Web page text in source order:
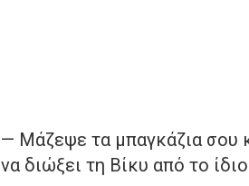
— Μάζεψε τα μπαγκάζια σου
να διώξει τη Βίκυ από το